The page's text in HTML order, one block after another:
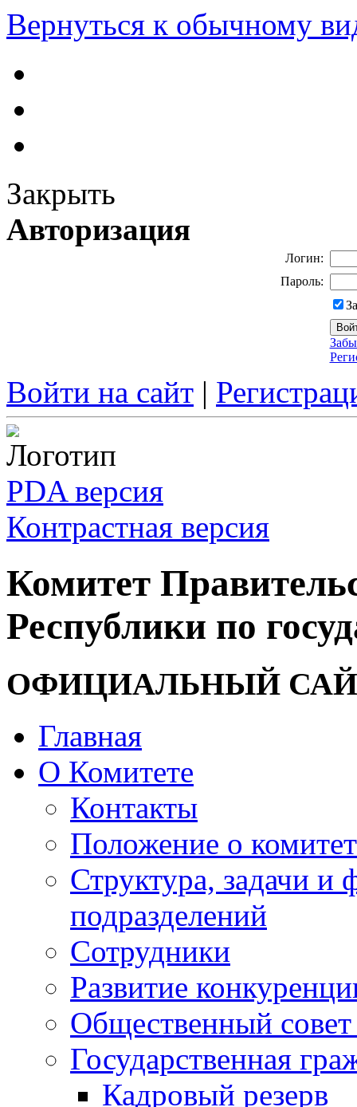
Вернуться к обычному
Закрыть
Авторизация
Логин:
Пароль:
Войти на сайт |
PDA версия
Контрастная версия
Комитет
Республики по
ОФИЦИАЛЬНЫЙ
Главная
О Комитете
Контакты
Положение о
Структура, задачи и
подразделений
Сотрудники
Развитие
Общественный совет
Государственная
Кадровый резерв